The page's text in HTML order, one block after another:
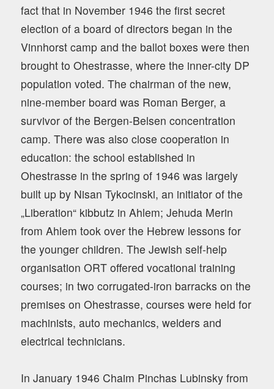
fact that in November 1946 the first secret
election of a board of directors began in the
Vinnhorst camp and the ballot boxes were then
brought to Ohestrasse, where the inner-city DP
population voted. The chairman of the new,
nine-member board was Roman Berger, a
survivor of the Bergen-Belsen concentration
camp. There was also close cooperation in
education: the school established in
Ohestrasse in the spring of 1946 was largely
built up by Nisan Tykocinski, an initiator of the
„Liberation“ kibbutz in Ahlem; Jehuda Merin
from Ahlem took over the Hebrew lessons for
the younger children. The Jewish self-help
organisation ORT offered vocational training
courses; in two corrugated-iron barracks on the
premises on Ohestrasse, courses were held for
machinists, auto mechanics, welders and
electrical technicians.
In January 1946 Chaim Pinchas Lubinsky from